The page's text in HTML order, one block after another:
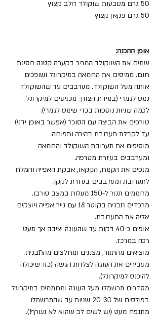
50 גרם מטבעות שוקולד חלב קצוץ
50 גרם פקאן קצוץ
אופן ההכנה:
שמים את השוקולד המריר בקערה קטנה חסינת
חום. ממיסים את החמאה במיקרוגל ושופכים
אותה מעל השוקולד. מערבבים עד שהשוקולד
נמס לגמרי (במידת הצורך מכניסים למיקרוגל
לכמה שניות נוספות בכדי שימס לגמרי).
טורפים את הביצה עם הסוכר (אפשר באופן ידני)
עד לקבלת תערובת בהירה ותפוחה.
מוסיפים את תערובת השוקולד והחמאה
ומערבבים בעזרת מטרפה.
מנפים את הקמח, הקקאו, אבקת האפייה והמלח
לתערובת ומערבבים בעזרת לקקן.
מחממים תנור ל-150 מעלות במצב טורבו.
מרפדים תבנית בקוטר 18 עם נייר אפייה ויוצקים
אליה את התערובת.
אופים כ-40 דקות עד שהעוגה יציבה אך מעט
רכה במרכז.
מוציאים מהתנור, מצננים ומחלצים מהתבנית.
מעבירים את העוגה לצלחת הגשה (כזו שיכולה
להיכנס למיקרוגל).
מסדרים מרשמלו מעל העוגה ומחממים במיקרוגל
בפולסים של 20-30 שניות עד שהמרשמלו
מתנפח מעט (יש לשים לב שהוא לא נשרף!).